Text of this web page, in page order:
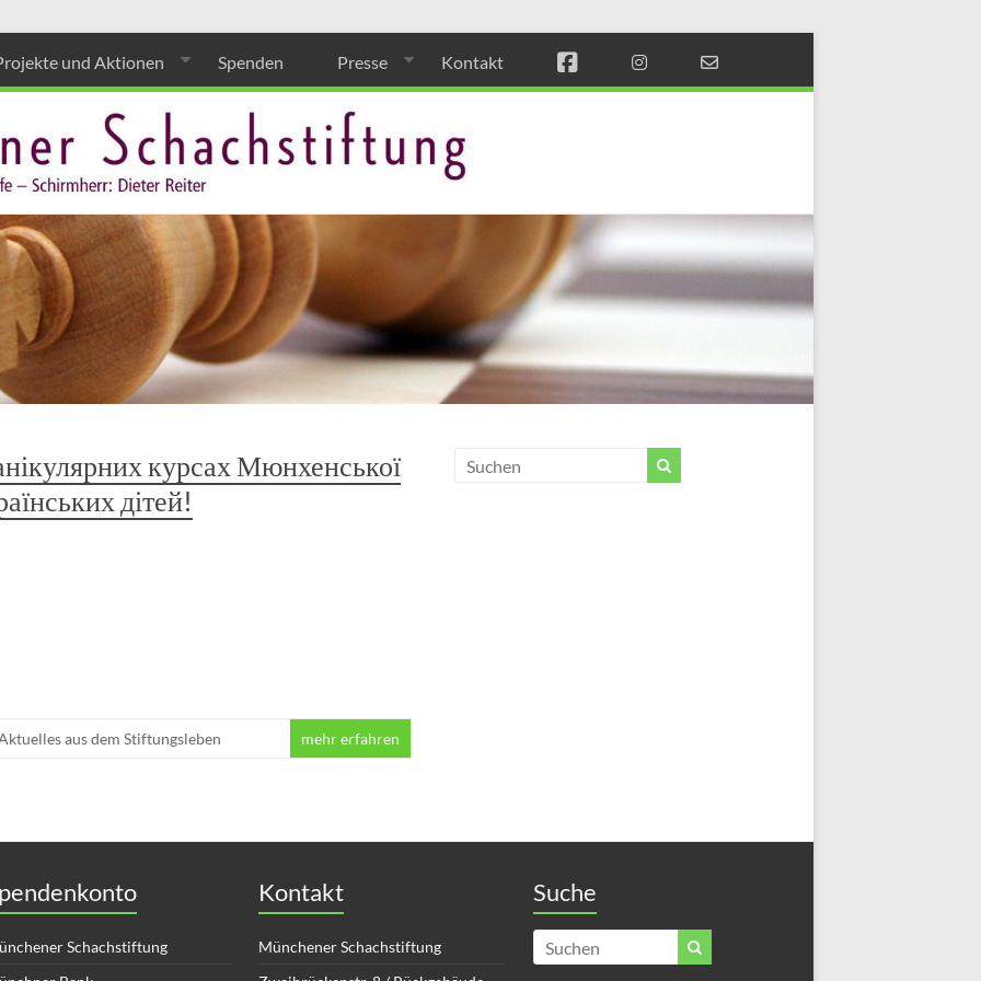
Münchener
Schach
und Aktionen Spenden Presse Kontakt
курсах Мюнхенської
дітей!
aus dem Stiftungsleben mehr erfahren
Schachstiftung
Kontakt
Münchener Schachstiftung
Suche